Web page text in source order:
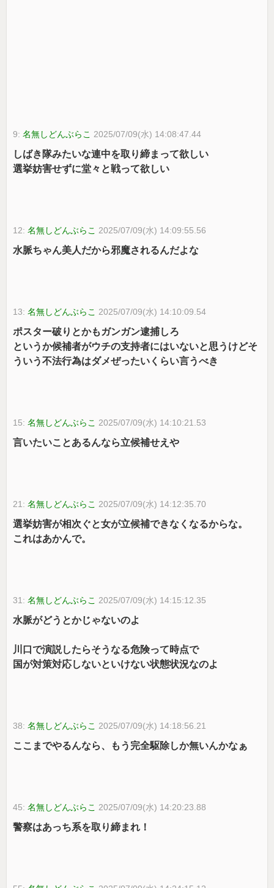
9:名無しどんぶらこ 2025/07/09(水) 14:08:47.44
しばき隊みたいな連中を取り締まって欲しい
選挙妨害せずに堂々と戦って欲しい
12:名無しどんぶらこ 2025/07/09(水) 14:09:55.56
水脈ちゃん美人だから邪魔されるんだよな
13:名無しどんぶらこ 2025/07/09(水) 14:10:09.54
ポスター破りとかもガンガン逮捕しろ
というか候補者がウチの支持者にはいないと思うけどそ
ういう不法行為はダメぜったいくらい言うべき
15:名無しどんぶらこ 2025/07/09(水) 14:10:21.53
言いたいことあるんなら立候補せえや
21:名無しどんぶらこ 2025/07/09(水) 14:12:35.70
選挙妨害が相次ぐと女が立候補できなくなるからな。
これはあかんで。
31:名無しどんぶらこ 2025/07/09(水) 14:15:12.35
水脈がどうとかじゃないのよ
川口で演説したらそうなる危険って時点で
国が対策対応しないといけない状態状況なのよ
38:名無しどんぶらこ 2025/07/09(水) 14:18:56.21
ここまでやるんなら、もう完全駆除しか無いんかなぁ
45:名無しどんぶらこ 2025/07/09(水) 14:20:23.88
警察はあっち系を取り締まれ！